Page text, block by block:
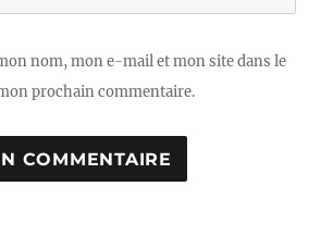
nom, mon e-mail et mon site dans le
prochain commentaire.